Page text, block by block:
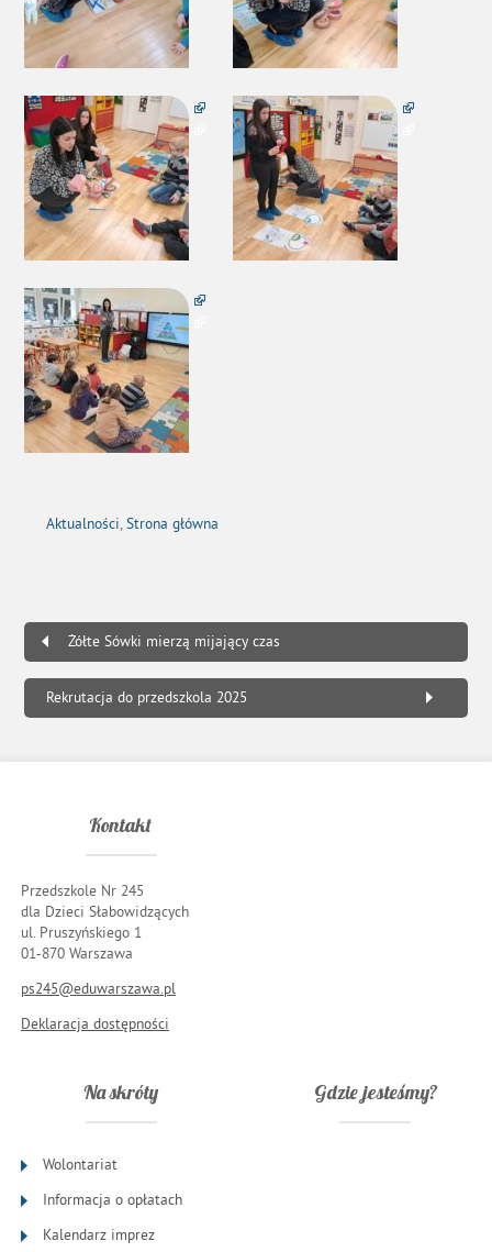
Aktualności,Strona główna
Żółte Sówki mierzą mijający czas
Rekrutacja do przedszkola 2025
Kontakt
Przedszkole Nr 245
dla Dzieci Słabowidzących
ul. Pruszyńskiego 1
01-870 Warszawa
ps245@eduwarszawa.pl
Deklaracja dostępności
Na skróty
Wolontariat
Informacja o opłatach
Kalendarz imprez
Gdzie jesteśmy?